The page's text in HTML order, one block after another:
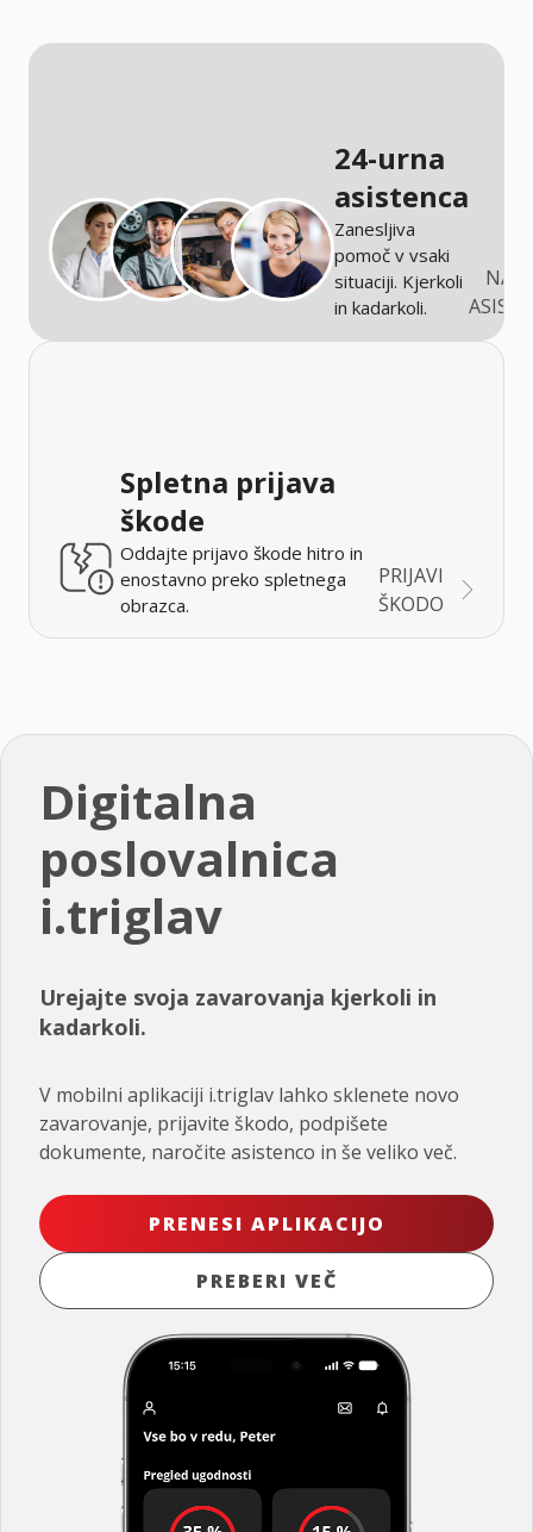
24-urna
asistenca
Zanesljiva
pomoč v vsaki
situaciji. Kjerkoli
in kadarkoli.
Spletna prijava
škode
Oddajte prijavo škode hitro in
enostavno preko spletnega
obrazca.
PRIJAVI
ŠKODO
Digitalna
poslovalnica
i.triglav
Urejajte svoja zavarovanja kjerkoli in
kadarkoli.
V mobilni aplikaciji i.triglav lahko sklenete novo
zavarovanje, prijavite škodo, podpišete
dokumente, naročite asistenco in še veliko več.
PRENESI APLIKACIJO
PREBERI VEČ